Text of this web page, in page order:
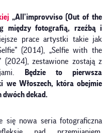
„All’improvviso (Out of the
między fotografią, rzeźbą i
prace artystki takie jak
(2014), „Selfie with the
(2024), zestawione zostają z
Będzie to pierwsza
Włoszech, która obejmie
dwóch dekad.
się nowa seria fotograficzna